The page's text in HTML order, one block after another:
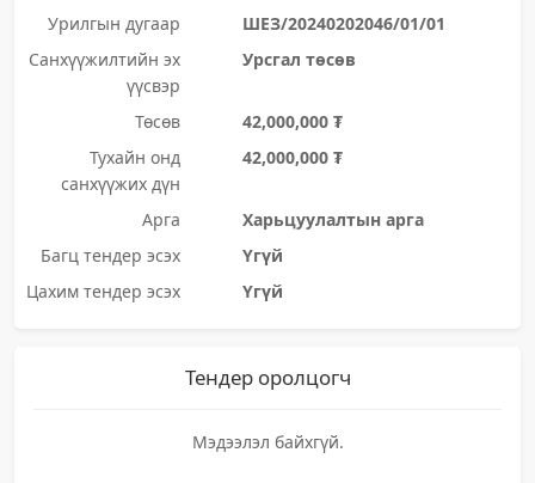
Урилгын дугаар
ШЕЗ/20240202046/01/01
Санхүүжилтийн эх
үүсвэр
Урсгал төсөв
Төсөв
42,000,000 ₮
Тухайн онд
санхүүжих дүн
42,000,000 ₮
Арга
Харьцуулалтын арга
Багц тендер эсэх
Үгүй
Цахим тендер эсэх
Үгүй
Тендер оролцогч
Мэдээлэл байхгүй.